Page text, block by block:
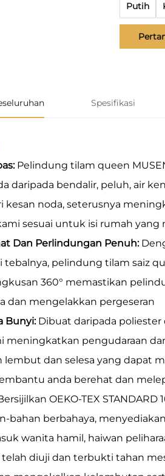
Putih
Spesifikasi
Pelindung tilam queen
daripada bendalir, peluh, air
kesan noda, seterusnya
sesuai untuk isi rumah yang
Dan Perlindungan Penuh:
tebalnya, pelindung tilam saiz
360° memastikan
dan mengelakkan pergeseran
Bunyi: Dibuat daripada
meningkatkan pengudaraan
lembut dan selesa yang dapat
anda berehat dan
OEKO-TEX
bahan berbahaya,
wanita hamil, haiwan
telah diuji dan terbukti tahan